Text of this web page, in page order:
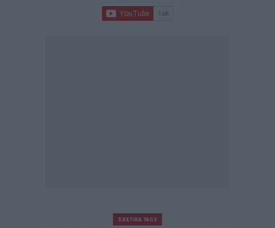
ΣΧΕΤΙΚΆ TAGS